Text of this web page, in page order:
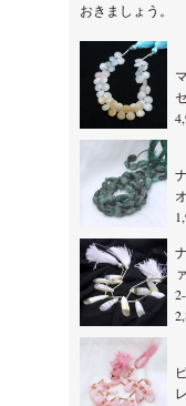
おきましょう。